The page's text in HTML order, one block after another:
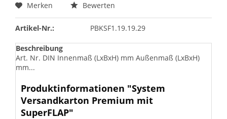
Merken Bewerten
Artikel-Nr.: PBKSF1.19.19.29
Beschreibung
Art. Nr. DIN Innenmaß (LxBxH) mm Außenmaß (LxBxH)
mm...
Produktinformationen "System
Versandkarton Premium mit
SuperFLAP"